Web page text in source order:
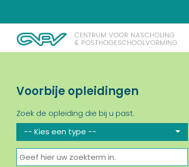
Voorbije opleidingen
Zoek de opleiding die bij u past.
-- Kies een type --